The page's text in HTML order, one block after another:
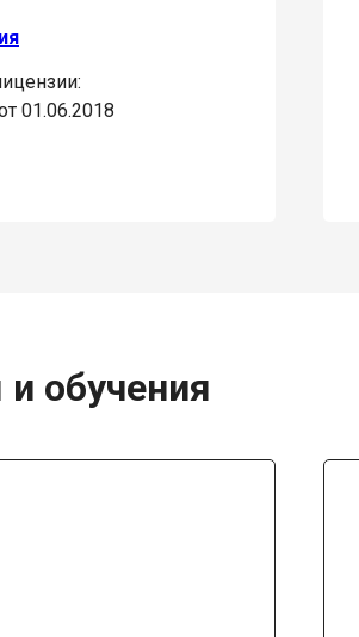
01.06.2018
обучения